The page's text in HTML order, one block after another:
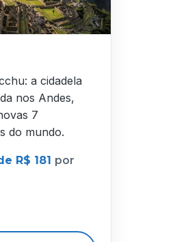
a cidadela
nos Andes,
7
do mundo.
R$ 181 por